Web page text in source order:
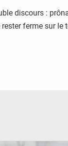
discours :
ferme sur le